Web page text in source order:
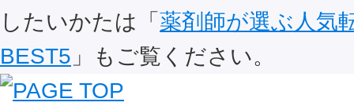
したいかたは「 薬剤師が選ぶ人気
BEST5 」もご覧ください。